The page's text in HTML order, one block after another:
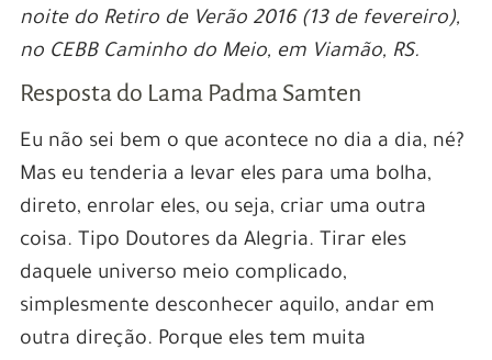
noite do Retiro de Verão 2016 (13 de fevereiro),
no CEBB Caminho do Meio, em Viamão, RS.
Resposta do Lama Padma Samten
Eu não sei bem o que acontece no dia a dia, né?
Mas eu tenderia a levar eles para uma bolha,
direto, enrolar eles, ou seja, criar uma outra
coisa. Tipo Doutores da Alegria. Tirar eles
daquele universo meio complicado,
simplesmente desconhecer aquilo, andar em
outra direção. Porque eles tem muita